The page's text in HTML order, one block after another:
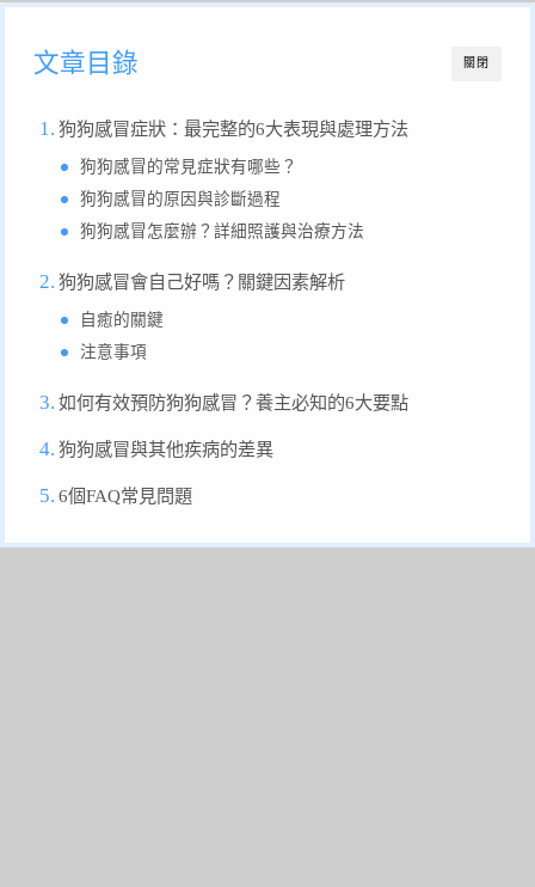
關閉
文章目錄
狗狗感冒症狀：最完整的6大表現與處理方法
狗狗感冒的常見症狀有哪些？
狗狗感冒的原因與診斷過程
狗狗感冒怎麼辦？詳細照護與治療方法
狗狗感冒會自己好嗎？關鍵因素解析
自癒的關鍵
注意事項
如何有效預防狗狗感冒？養主必知的6大要點
狗狗感冒與其他疾病的差異
6個FAQ常見問題